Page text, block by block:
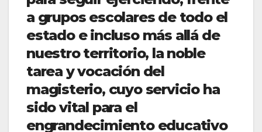
a grupos escolares de todo el
estado e incluso más allá de
nuestro territorio, la noble
tarea y vocación del
magisterio, cuyo servicio ha
sido vital para el
engrandecimiento educativo